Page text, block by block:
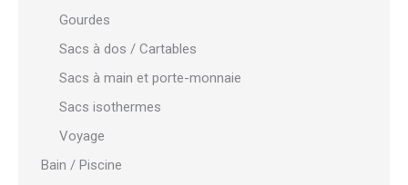
Gourdes
Sacs à dos / Cartables
Sacs à main et porte-monnaie
Sacs isothermes
Voyage
Bain / Piscine